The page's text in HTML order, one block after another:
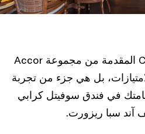
إن مزايا Club Millésime المقدمة من مجموعة Accor
بل هي جزء من تجربة
في فندق سوفيتل كرابي
آند سبا ريزورت.